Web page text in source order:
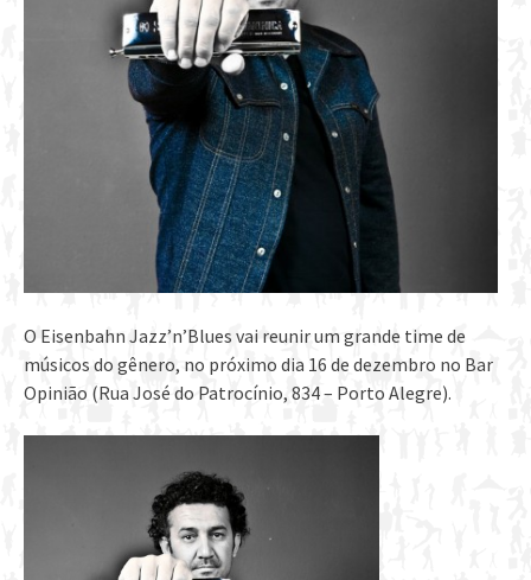
O Eisenbahn Jazz’n’Blues vai reunir um grande time de
músicos do gênero, no próximo dia 16 de dezembro no Bar
Opinião (Rua José do Patrocínio, 834 – Porto Alegre).